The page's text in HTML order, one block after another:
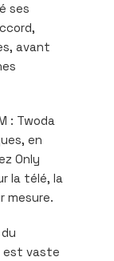
ses
avant
: Twoda
en
Only
la télé, la
mesure.
est vaste